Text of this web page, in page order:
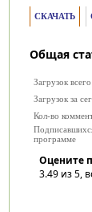
СКАЧАТЬ
Общая
Загрузок всего
Загрузок за
Кол-во
программе
Оцените
3.49из 5,